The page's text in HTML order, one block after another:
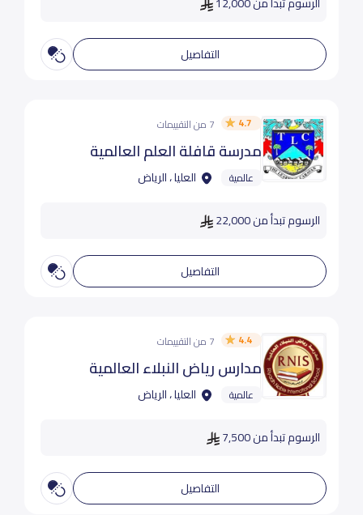
التفاصيل
4.7 7 من التقييمات
مدرسة قافلة العلم العالمية
عالمية العليا ، الرياض
الرسوم تبدأ من 22,000
التفاصيل
4.4 7 من التقييمات
مدارس رياض النبلاء العالمية
عالمية العليا ، الرياض
الرسوم تبدأ من 7,500
التفاصيل